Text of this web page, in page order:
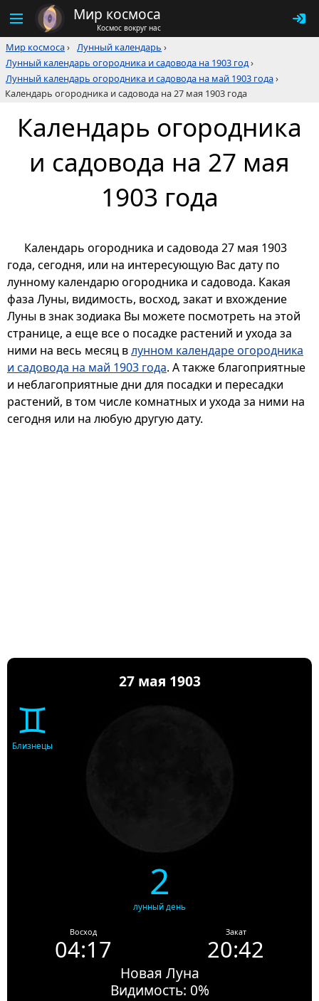
Мир космоса
Космос вокруг нас
Мир космоса› Лунный календарь ›
Лунный календарь огородника и садовода на 1903 год›
Лунный календарь огородника и садовода на май 1903 года›
Календарь огородника и садовода на 27 мая 1903 года
Календарь огородника
и садовода на 27 мая
1903 года
Календарь огородника и садовода 27 мая 1903
года, сегодня, или на интересующую Вас дату по
лунному календарю огородника и садовода. Какая
фаза Луны, видимость, восход, закат и вхождение
Луны в знак зодиака Вы можете посмотреть на этой
странице, а еще все о посадке растений и ухода за
ними на весь месяц влунном календаре огородника
и садовода на май 1903 года. А также благоприятные
и неблагоприятные дни для посадки и пересадки
растений, в том числе комнатных и ухода за ними на
сегодня или на любую другую дату.
27 мая 1903
♊
Близнецы
2
лунный день
Восход
04:17
Закат
20:42
Новая Луна
Видимость: 0%